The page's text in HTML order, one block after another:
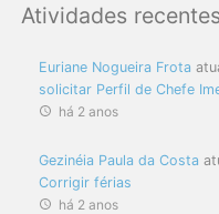
Atividades recentes
Euriane Nogueira Frota
solicitar Perfil de Chefe
há 2 anos
Gezinéia Paula da Costa
Corrigir férias
há 2 anos